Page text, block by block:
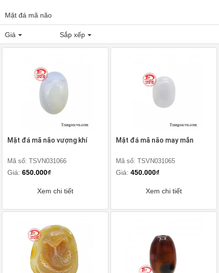
Mặt đá mã não
Giá Sắp xếp
Mặt đá mã não vượng khí
Mã số: TSVN031066
Giá: 650.000₫
Xem chi tiết
Mặt đá mã não may mắn
Mã số: TSVN031065
Giá: 450.000₫
Xem chi tiết